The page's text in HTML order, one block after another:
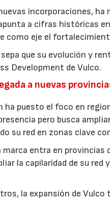
incorporaciones,
a cifras históricas
como eje el
que su evolución y
Development de Vulco.
a nuevas
ha puesto el foco en
pero busca
su red en zonas clave
marca entra en
la capilaridad de su
la expansión de